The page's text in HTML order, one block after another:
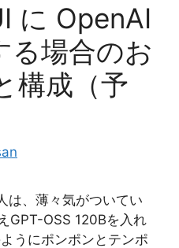
に OpenAI
る場合のお
構成（予
は、薄々気がついてい
GPT-OSS 120Bを入れ
うにポンポンとテンポ